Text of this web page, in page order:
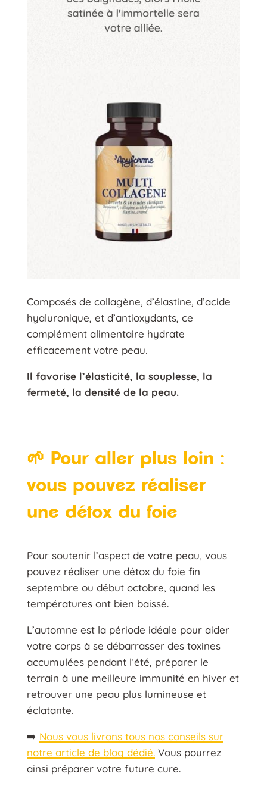
Composés de collagène, d’élastine, d’acide
hyaluronique, et d’antioxydants, ce
complément alimentaire hydrate
efficacement votre peau.
Il favorise l’élasticité, la souplesse, la
fermeté, la densité de la peau.
🌱 Pour aller plus loin :
vous pouvez réaliser
une détox du foie
Pour soutenir l’aspect de votre peau, vous
pouvez réaliser une détox du foie fin
septembre ou début octobre, quand les
températures ont bien baissé.
L’automne est la période idéale pour aider
votre corps à se débarrasser des toxines
accumulées pendant l’été, préparer le
terrain à une meilleure immunité en hiver et
retrouver une peau plus lumineuse et
éclatante.
➡️ Nous vous livrons tous nos conseils sur
notre article de blog dédié.Vous pourrez
ainsi préparer votre future cure.